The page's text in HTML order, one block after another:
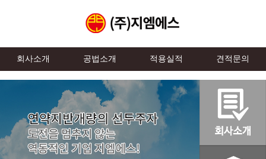
회사소개 공법소개 적용실적 견적문의